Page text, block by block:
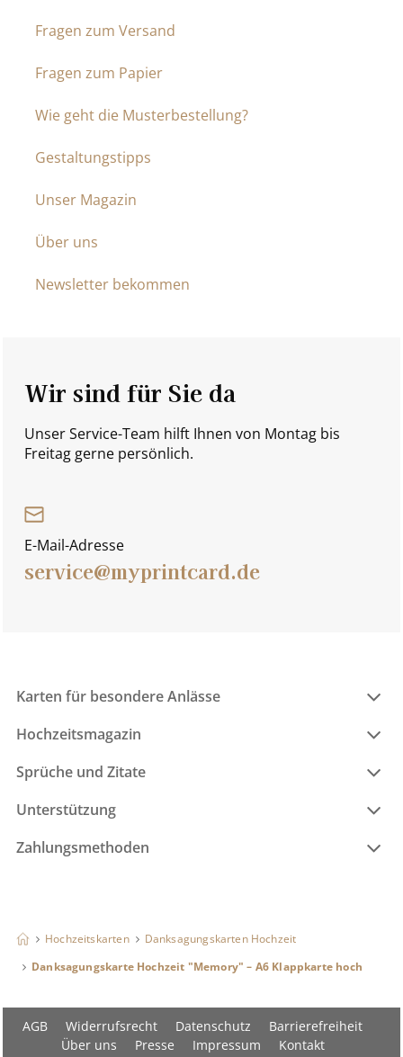
Fragen zum Versand
Fragen zum Papier
Wie geht die Musterbestellung?
Gestaltungstipps
Unser Magazin
Über uns
Newsletter bekommen
Wir sind für Sie da
Unser Service-Team hilft Ihnen von Montag bis
Freitag gerne persönlich.
E-Mail-Adresse
service@myprintcard.de
Karten für besondere Anlässe
Hochzeitsmagazin
Sprüche und Zitate
Unterstützung
Zahlungsmethoden
Hochzeitskarten
Danksagungskarten Hochzeit
Danksagungskarte Hochzeit "Memory" – A6 Klappkarte hoch
AGB Widerrufsrecht Datenschutz
Barrierefreiheit
Über uns
Presse Impressum
Kontakt